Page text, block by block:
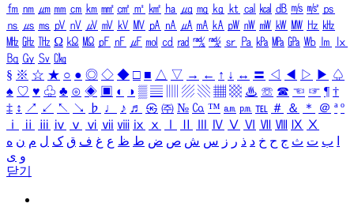
㎙ ㎚ ㎛ ㎜ ㎝ ㎞ ㎟ ㎠ ㎡ ㎢ ㏊ ㎍ ㎎ ㎏ ㏏ ㎈ ㎉ ㏈ ㎧ ㎨ ㎰
㎱ ㎲ ㎳ ㎴ ㎵ ㎶ ㎷ ㎸ ㎹ ㎀ ㎁ ㎂ ㎃ ㎄ ㎺ ㎻ ㎽ ㎾ ㎿ ㎐ ㎑
㎒ ㎓ ㎔ Ω ㏀ ㏁ ㎊ ㎋ ㎌ ㏖ ㏅ ㎭ ㎮ ㎯ ㏛ ㎩ ㎪ ㎫ ㎬ ㏝ ㏐
㏓
㏃ ㏉ ㏜ ㏆
§ ※ ☆ ★ ○ ● ◎ ◇ ◆ □ ■ △ ▽ → ← ↑ ↓ ↔ 〓 ◁ ◀ ▷ ▶ ♤
♠ ♡ ♥ ♧ ♣ ⊙ ◈ ▣ ◐ ◑ ▒ ▤ ▨ ▧ ▦ ▩ ♨ ☏ ☎ ☜ ☞ ¶ †
‡ ↕ ↗ ↙ ↖ ↘ ♭ ♩ ♪ ♬ ㉿ ㈜ № ㏇ ™ ㏂ ㏘ ℡ ＃ ＆ ＊ ＠ ª º
ⅰ
ⅱ ⅲ ⅳ ⅴ ⅵ ⅶ ⅷ ⅸ ⅹ Ⅳ Ⅴ Ⅵ Ⅶ Ⅷ Ⅸ Ⅹ
ب ت ث ج ح خ د ذ ر ز س ش ص ض ط ظ ع غ ف ق ک ل م ن ه
و ی
닫기